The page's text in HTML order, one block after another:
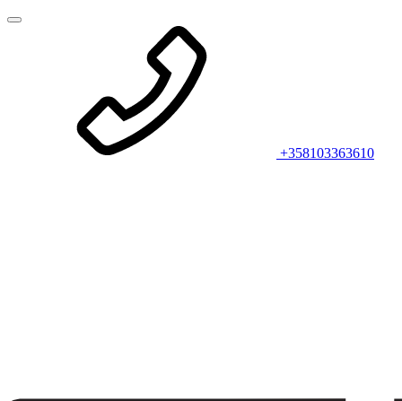
+358103363610